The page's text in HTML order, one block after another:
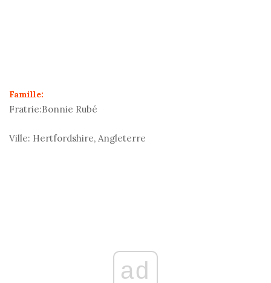
Famille:
Fratrie:Bonnie Rubé
Ville: Hertfordshire, Angleterre
ad